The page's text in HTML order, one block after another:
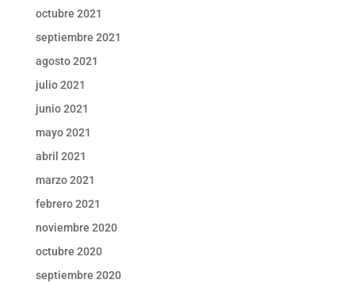
octubre 2021
septiembre 2021
agosto 2021
julio 2021
junio 2021
mayo 2021
abril 2021
marzo 2021
febrero 2021
noviembre 2020
octubre 2020
septiembre 2020